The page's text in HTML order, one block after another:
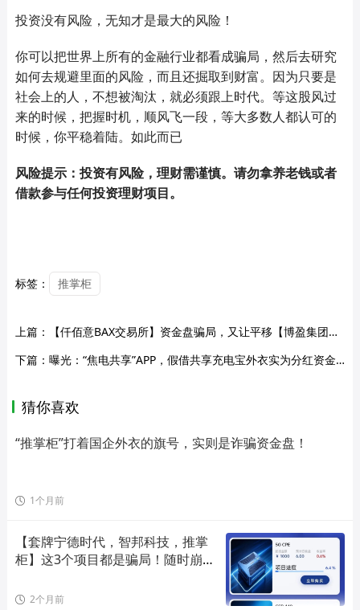
投资没有风险，无知才是最大的风险！
你可以把世界上所有的金融行业都看成骗局，然后去研究
如何去规避里面的风险，而且还掘取到财富。因为只要是
社会上的人，不想被淘汰，就必须跟上时代。等这股风过
来的时候，把握时机，顺风飞一段，等大多数人都认可的
时候，你平稳着陆。如此而已
风险提示：投资有风险，理财需谨慎。请勿拿养老钱或者
借款参与任何投资理财项目。
标签： 推掌柜
上篇：
【仟佰意BAX交易所】资金盘骗局，又让平移【博盈集团】进行第三次收割，切勿再次上当受骗！
下篇： 曝光：“焦电共享”APP，假借共享充电宝外衣实为分红资金盘，无真实落地全靠拉人头接盘！
猜你喜欢
“推掌柜”打着国企外衣的旗号，实则是诈骗资金盘！
1个月前
【套牌宁德时代，智邦科技，推掌
柜】这3个项目都是骗局！随时崩盘
2个月前